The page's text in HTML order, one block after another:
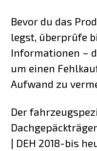
Bevor du das
legst, überprüfe
Informationen –
um einen
Aufwand zu
Der
| DEH 2018-bis